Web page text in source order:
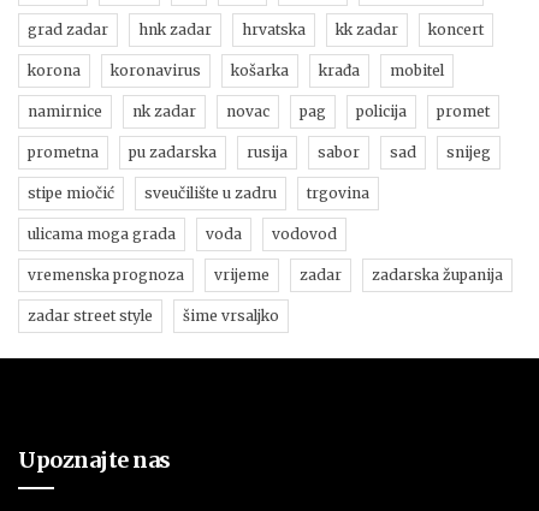
grad zadar hnk zadar hrvatska kk zadar koncert
korona koronavirus košarka krađa mobitel
namirnice nk zadar novac pag policija promet
prometna pu zadarska rusija sabor sad snijeg
stipe miočić sveučilište u zadru trgovina
ulicama moga grada voda vodovod
vremenska prognoza vrijeme zadar zadarska županija
zadar street style šime vrsaljko
Upoznajte nas